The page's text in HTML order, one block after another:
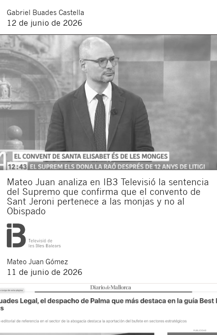
Gabriel Buades Castella
12 de junio de 2026
Mateo Juan analiza en IB3 Televisió la sentencia
del Supremo que confirma que el convento de
Sant Jeroni pertenece a las monjas y no al
Obispado
Mateo Juan Gómez
11 de junio de 2026